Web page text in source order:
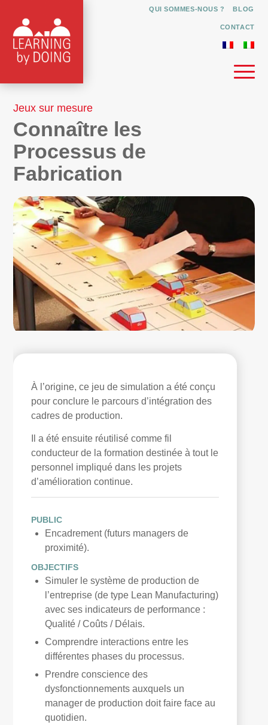
QUI SOMMES-NOUS ? BLOG
CONTACT
Jeux sur mesure
Connaître les
Processus de
Fabrication
À l’origine, ce jeu de simulation a été conçu
pour conclure le parcours d’intégration des
cadres de production.
Il a été ensuite réutilisé comme fil
conducteur de la formation destinée à tout le
personnel impliqué dans les projets
d’amélioration continue.
PUBLIC
Encadrement (futurs managers de
proximité).
OBJECTIFS
Simuler le système de production de
l’entreprise (de type Lean Manufacturing)
avec ses indicateurs de performance :
Qualité / Coûts / Délais.
Comprendre interactions entre les
différentes phases du processus.
Prendre conscience des
dysfonctionnements auxquels un
manager de production doit faire face au
quotidien.